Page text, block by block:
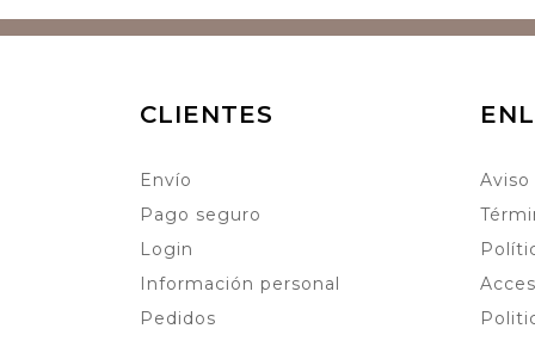
CLIENTES
Envío
Pago seguro
Login
Información personal
Pedidos